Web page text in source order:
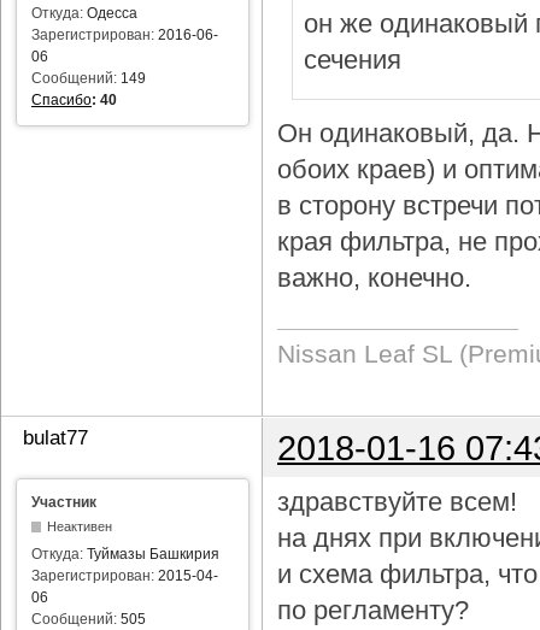
Откуда: Одесса
Зарегистрирован: 2016-06-
06
Сообщений: 149
Спасибо: 40
он же одинаковый
сечения
Он одинаковый, да.
обоих краев) и
в сторону встречи
края фильтра, не
важно, конечно.
Nissan Leaf SL
bulat77 2018-01-16
Участник
Неактивен
Откуда: Туймазы Башкирия
Зарегистрирован: 2015-04-
06
Сообщений: 505
здравствуйте всем!
на днях при
и схема фильтра,
по регламенту?